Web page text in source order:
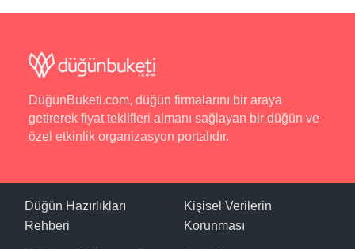
DüğünBuketi.com, düğün firmalarını bir araya
getirerek fiyat teklifleri almanı sağlayan bir düğün ve
özel etkinlik organizasyon portalıdır.
Düğün Hazırlıkları
Rehberi
Kişisel Verilerin
Korunması